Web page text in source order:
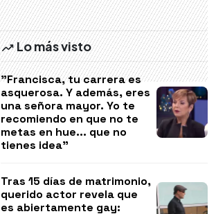
Lo más visto
"Francisca, tu carrera es
asquerosa. Y además, eres
una señora mayor. Yo te
recomiendo en que no te
metas en hue... que no
tienes idea"
Tras 15 días de matrimonio,
querido actor revela que
es abiertamente gay: